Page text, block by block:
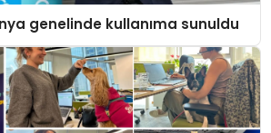
genelinde kullanıma sunuldu